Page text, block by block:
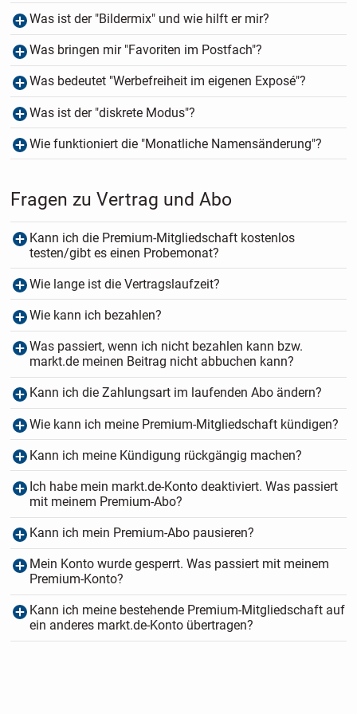
Was ist der "Bildermix" und wie hilft er mir?
Was bringen mir "Favoriten im Postfach"?
Was bedeutet "Werbefreiheit im eigenen Exposé"?
Was ist der "diskrete Modus"?
Wie funktioniert die "Monatliche Namensänderung"?
Fragen zu Vertrag und Abo
Kann ich die Premium-Mitgliedschaft kostenlos
testen/gibt es einen Probemonat?
Wie lange ist die Vertragslaufzeit?
Wie kann ich bezahlen?
Was passiert, wenn ich nicht bezahlen kann bzw.
markt.de meinen Beitrag nicht abbuchen kann?
Kann ich die Zahlungsart im laufenden Abo ändern?
Wie kann ich meine Premium-Mitgliedschaft kündigen?
Kann ich meine Kündigung rückgängig machen?
Ich habe mein markt.de-Konto deaktiviert. Was passiert
mit meinem Premium-Abo?
Kann ich mein Premium-Abo pausieren?
Mein Konto wurde gesperrt. Was passiert mit meinem
Premium-Konto?
Kann ich meine bestehende Premium-Mitgliedschaft auf
ein anderes markt.de-Konto übertragen?